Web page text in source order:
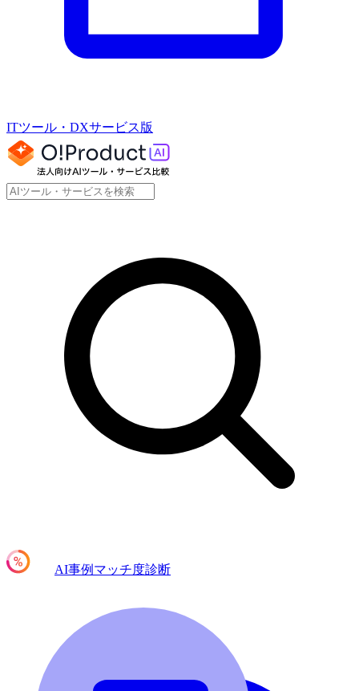
ITツール・DXサービス版
AI事例マッチ度診断